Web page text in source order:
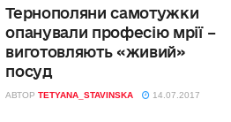
Тернополяни самотужки
опанували професію мрії –
виготовляють «живий»
посуд
АВТОР TETYANA_STAVINSKA 14.07.2017